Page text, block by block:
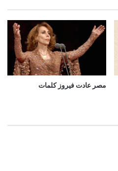
مصر عادت فيروز كلمات